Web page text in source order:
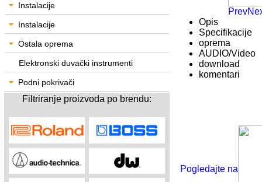
Instalacije
Instalacije
Ostala oprema
Elektronski duvački instrumenti
Podni pokrivači
Filtriranje proizvoda po brendu:
Prev
Opis
Specifikacije
oprema
AUDIO/Video
download
komentari
Pogledajte na